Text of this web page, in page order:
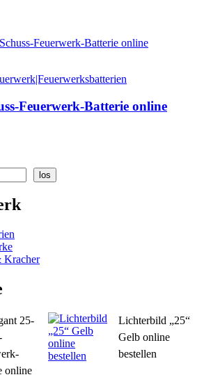
Feuerwerk-Batterie online
los
Kracher
25-
online
Lichterbild „25“
Gelb online
bestellen